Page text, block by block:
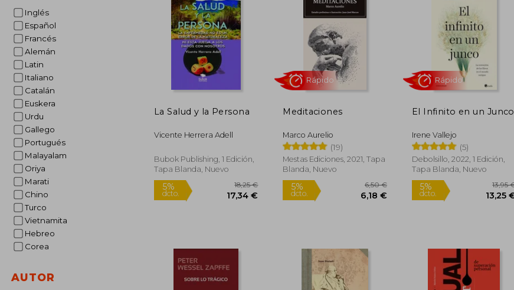
Inglés
Español
Francés
Alemán
Latin
Italiano
Catalán
Euskera
Urdu
Gallego
Portugués
Malayalam
Oriya
Marati
Chino
Turco
Vietnamita
Hebreo
Corea
AUTOR
La Salud y la Persona
Vicente Herrera Adell
Bubok Publishing, 1 Edición,
Tapa Blanda, Nuevo
5%
Meditaciones
Marco Aurelio
(19)
Mestas Ediciones, 2021, Tapa
Blanda, Nuevo
5%
dcto.
Rápido
El Infinito en un Junco
Irene Vallejo
(5)
Debolsillo, 2022, 1 Edición,
Tapa Blanda, Nuevo
5%
dcto.